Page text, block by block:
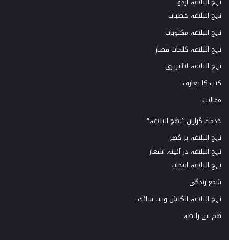
نہج البلاغہ خطبات
نہج البلاغہ مکتوبات
نہج البلاغہ کلمات قصار
نہج البلاغہ لائبریری
کتب کا تعارف
مقالات
خدمت گزارانِ ”نھج البلاغہ“
نہج البلاغہ ہر گھر
نہج البلاغہ در آئینہ اشعار
نہج البلاغہ انتخاب
شمع زندگی
نہج البلاغہ انگلش ویب سائٹ
ھم سے رابطہ